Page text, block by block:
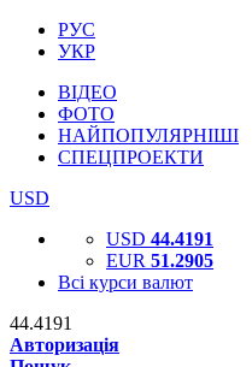
РУС
УКР
ВІДЕО
ФОТО
НАЙПОПУЛЯРНІШІ
СПЕЦПРОЕКТИ
USD
USD 44.4191
EUR 51.2905
Всі курси валют
44.4191
Авторизація